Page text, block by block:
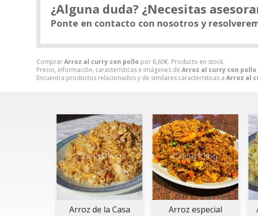
ComprarArroz al curry con pollo por 6,60€. Producto en stock.
Precio, información, características e imágenes de Arroz al curry con pollo
Encuentra productos relacionados y de similares características a Arroz al
¿Alguna duda? ¿Necesitas
Ponte en contacto con nosotros y
Arroz de la Casa Arroz especial